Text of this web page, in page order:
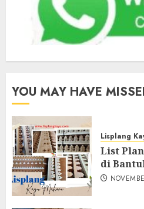
YOU MAY HAVE
Lisplang
List
di Bantul